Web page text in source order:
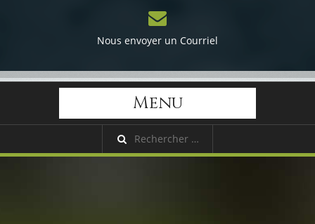
Nous envoyer un Courriel
Menu